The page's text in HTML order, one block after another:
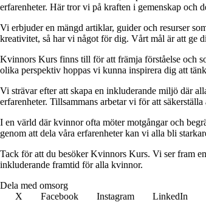
erfarenheter. Här tror vi på kraften i gemenskap och
Vi erbjuder en mängd artiklar, guider och resurser
kreativitet, så har vi något för dig. Vårt mål är att ge
Kvinnors Kurs finns till för att främja förståelse och
olika perspektiv hoppas vi kunna inspirera dig att
Vi strävar efter att skapa en inkluderande miljö där
erfarenheter. Tillsammans arbetar vi för att
I en värld där kvinnor ofta möter motgångar och
genom att dela våra erfarenheter kan vi alla bli
Tack för att du besöker Kvinnors Kurs. Vi ser fram
inkluderande framtid för alla kvinnor.
Dela med omsorg
X
Facebook Instagram LinkedIn